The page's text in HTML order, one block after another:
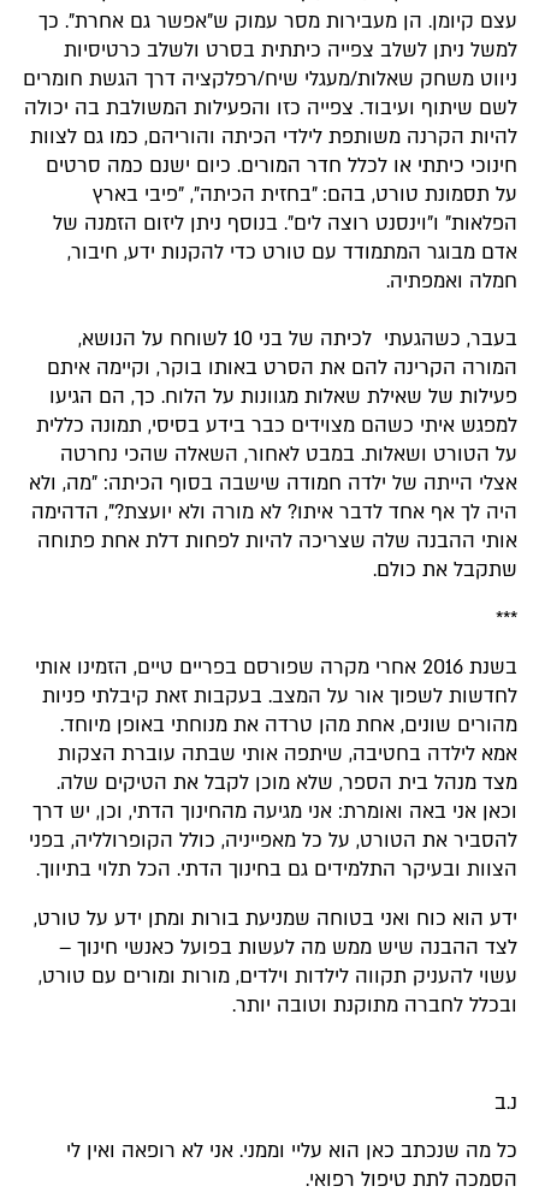
עצם קיומן. הן מעבירות מסר עמוק ש"אפשר גם אחרת". כך
למשל ניתן לשלב צפייה כיתתית בסרט ולשלב כרטיסיות
ניווט משחק שאלות/מעגלי שיח/רפלקציה דרך הגשת חומרים
לשם שיתוף ועיבוד. צפייה כזו והפעילות המשולבת בה יכולה
להיות הקרנה משותפת לילדי הכיתה והוריהם, כמו גם לצוות
חינוכי כיתתי או לכלל חדר המורים. כיום ישנם כמה סרטים
על תסמונת טורט, בהם: "בחזית הכיתה", "פיבי בארץ
הפלאות" ו"וינסנט רוצה לים". בנוסף ניתן ליזום הזמנה של
אדם מבוגר המתמודד עם טורט כדי להקנות ידע, חיבור,
חמלה ואמפתיה.
בעבר, כשהגעתי לכיתה של בני 10 לשוחח על הנושא,
המורה הקרינה להם את הסרט באותו בוקר, וקיימה איתם
פעילות של שאילת שאלות מגוונות על הלוח. כך, הם הגיעו
למפגש איתי כשהם מצוידים כבר בידע בסיסי, תמונה כללית
על הטורט ושאלות. במבט לאחור, השאלה שהכי נחרטה
אצלי הייתה של ילדה חמודה שישבה בסוף הכיתה: "מה, ולא
היה לך אף אחד לדבר איתו? לא מורה ולא יועצת?", הדהימה
אותי ההבנה שלה שצריכה להיות לפחות דלת אחת פתוחה
שתקבל את כולם.
***
בשנת 2016 אחרי מקרה שפורסם בפריים טיים, הזמינו אותי
לחדשות לשפוך אור על המצב. בעקבות זאת קיבלתי פניות
מהורים שונים, אחת מהן טרדה את מנוחתי באופן מיוחד.
אמא לילדה בחטיבה, שיתפה אותי שבתה עוברת הצקות
מצד מנהל בית הספר, שלא מוכן לקבל את הטיקים שלה.
וכאן אני באה ואומרת: אני מגיעה מהחינוך הדתי, וכן, יש דרך
להסביר את הטורט, על כל מאפייניה, כולל הקופרולליה, בפני
הצוות ובעיקר התלמידים גם בחינוך הדתי. הכל תלוי בתיווך.
ידע הוא כוח ואני בטוחה שמניעת בורות ומתן ידע על טורט,
לצד ההבנה שיש ממש מה לעשות בפועל כאנשי חינוך –
עשוי להעניק תקווה לילדות וילדים, מורות ומורים עם טורט,
ובכלל לחברה מתוקנת וטובה יותר.
נ.ב
כל מה שנכתב כאן הוא עליי וממני. אני לא רופאה ואין לי
הסמכה לתת טיפול רפואי.